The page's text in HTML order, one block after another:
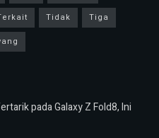
Tidak
Tiga
pada Galaxy Z Fold8, Ini